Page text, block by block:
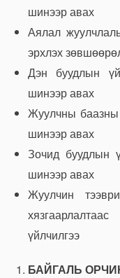
шинээр авах
Аялал
эрхлэх
Дэн буудлын
шинээр авах
Жуулчны баазны
шинээр авах
Зочид буудлын
шинээр авах
Жуулчин
үйлчилгээ
БАЙГАЛЬ